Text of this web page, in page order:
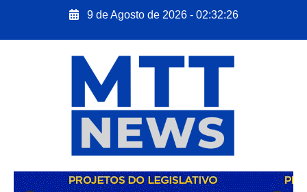
9 de Agosto de 2026 - 02:32:27